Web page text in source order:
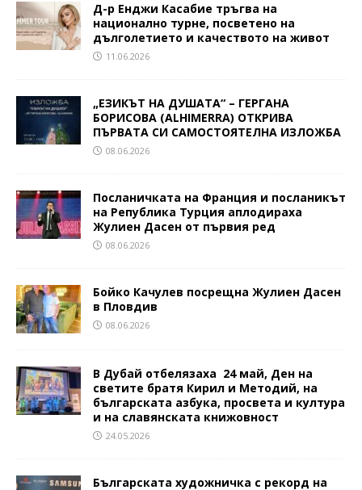
Д-р Енджи Касабие тръгва на
национално турне, посветено на
дълголетието и качеството на живот
11.06.2026
„ЕЗИКЪТ НА ДУШАТА“ – ГЕРГАНА
БОРИСОВА (ALHIMERRA) ОТКРИВА
ПЪРВАТА СИ САМОСТОЯТЕЛНА ИЗЛОЖБА
08.06.2026
Посланичката на Франция и посланикът
на Република Турция аплодираха
Жулиен Дасен от първия ред
08.06.2026
Бойко Качулев посрещна Жулиен Дасен
в Пловдив
08.06.2026
В Дубай отбелязаха 24 май, Ден на
светите братя Кирил и Методий, на
българската азбука, просвета и култура
и на славянската книжовност
24.05.2026
Българската художничка с рекорд на